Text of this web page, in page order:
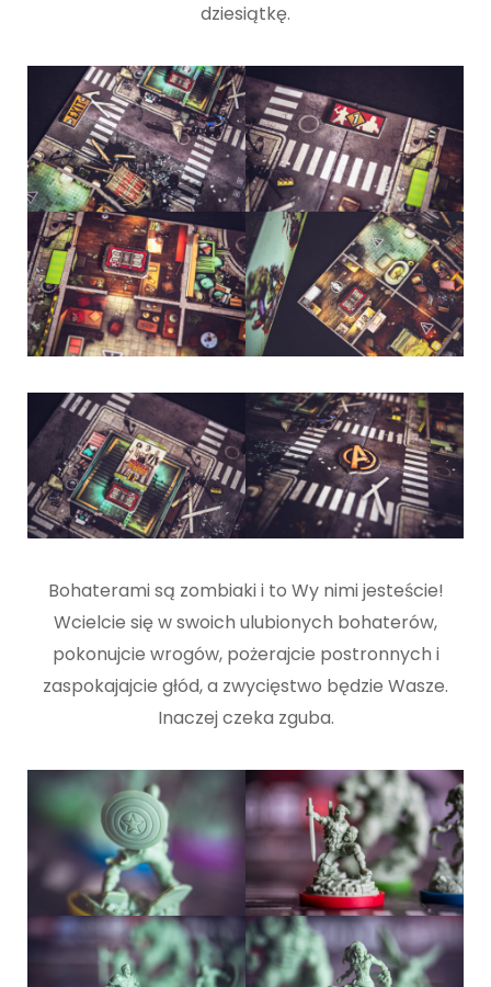
dziesiątkę.
Bohaterami są zombiaki i to Wy nimi jesteście!
Wcielcie się w swoich ulubionych bohaterów,
pokonujcie wrogów, pożerajcie postronnych i
zaspokajajcie głód, a zwycięstwo będzie Wasze.
Inaczej czeka zguba.